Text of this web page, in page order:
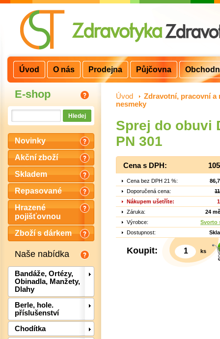
E-shop
Novinky
Akční zboží
Skladem
Repasované
Hrazené
pojišťovnou
Zboží s dárkem
Naše nabídka
Bandáže, Ortézy,
Obinadla, Manžety,
Dlahy
Berle, hole.
příslušenství
Chodítka
Úvod > Zdravotní, pracovní a
nesmeky
Sprej do obuvi
PN 301
Cena s DPH:
Cena bez DPH 21 %:
Doporučená cena:
Nákupem ušetříte:
Záruka:
24
Výrobce:
Svorto
Dostupnost:
Koupit: ks
Úvod O nás Prodejna Půjčovna